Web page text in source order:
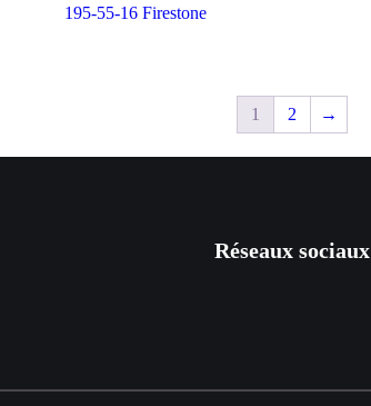
195-55-16 Firestone
1 2 →
Réseaux sociaux